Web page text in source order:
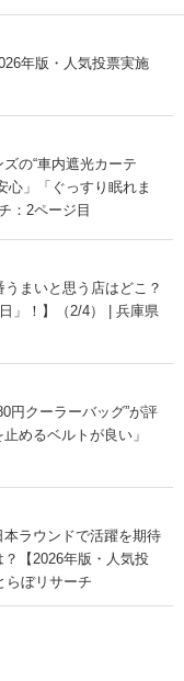
年版・人気投票実施
の“車内遮光カーテ
」「ぐっすり眠れま
：2ページ目
まいと思う店はどこ？
」！】（2/4） | 兵庫県
円クーラーバッグ”が評
めるベルトが良い」
本ラウンドで活躍を期待
【2026年版・人気投
らぼリサーチ